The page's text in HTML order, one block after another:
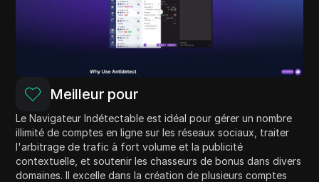
Meilleur pour
Le Navigateur Indétectable est idéal pour gérer un nombre
illimité de comptes en ligne sur les réseaux sociaux, traiter
l'arbitrage de trafic à fort volume et la publicité
contextuelle, et soutenir les chasseurs de bonus dans divers
domaines. Il excelle dans la création de plusieurs comptes